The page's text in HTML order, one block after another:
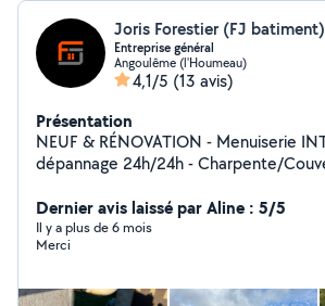
Joris Forestier (FJ batiment)
Entreprise général
Angoulême (l'Houmeau)
4,1/5 (13 avis)
Présentation
NEUF & RÉNOVATION - Menuiserie INT / EXT - Serrurier
dépannage 24h/24h - Charpente/Couverture - Cloisons
Dernier avis laissé par Aline : 5/5
Il y a plus de 6 mois
Merci